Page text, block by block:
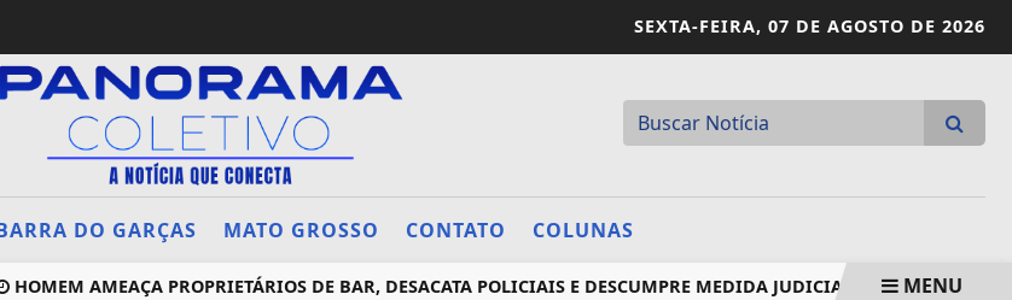
SEXTA-FEIRA, 07 DE AGOSTO DE 2026
DO GARÇAS MATO GROSSO CONTATO COLUNAS
AMEAÇA PROPRIETÁRIOS DE BAR, DESACATA POLICIAIS E DESCUMPRE MEDIDA JUDICIAL OPERAÇÃO
MENU